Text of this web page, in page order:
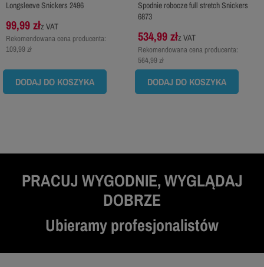
Longsleeve Snickers 2496
99,99 złz VAT
Rekomendowana cena producenta:
109,99 zł
DODAJ DO KOSZYKA
Spodnie robocze full stretch Snickers
6873
534,99 złz VAT
Rekomendowana cena producenta:
564,99 zł
DODAJ DO KOSZYKA
PRACUJ WYGODNIE, WYGLĄDAJ
DOBRZE
Ubieramy profesjonalistów